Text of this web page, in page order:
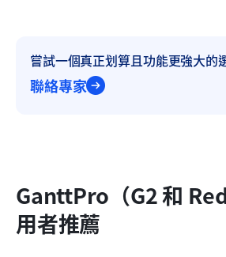
嘗試一個真正划算且功能更強大的
聯絡專家
GanttPro（G2 和
用者推薦